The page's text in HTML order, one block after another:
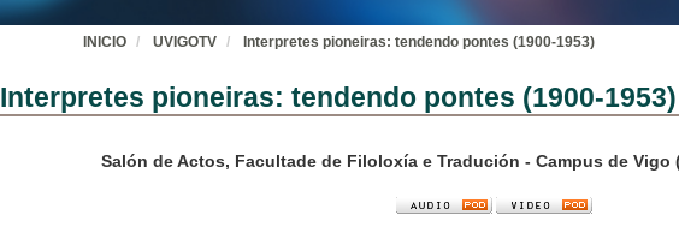
INICIO UVIGOTV Interpretes pioneiras: tendendo pontes (1900-1953)
Interpretes pioneiras: tendendo pontes (1900-1953)
Salón de Actos, Facultade de Filoloxía e Tradución - Campus de Vigo